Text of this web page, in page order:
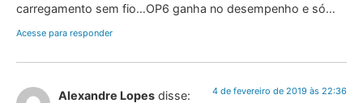
carregamento sem fio…OP6 ganha no desempenho e só…
Acesse para responder
Alexandre Lopes disse: 4 de fevereiro de 2019 às 22:36